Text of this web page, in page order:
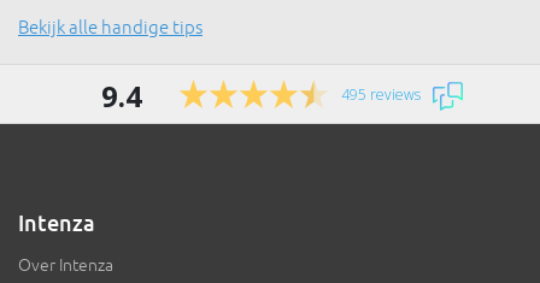
Bekijk alle handige tips
9.4 495 reviews
Intenza
Over Intenza